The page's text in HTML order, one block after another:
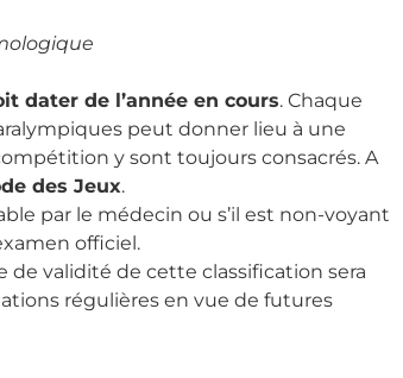
dater de l’année en cours. Chaque
peut donner lieu à une
y sont toujours consacrés. A
des Jeux.
par le médecin ou s’il est non-voyant
officiel.
de validité de cette classification sera
régulières en vue de futures